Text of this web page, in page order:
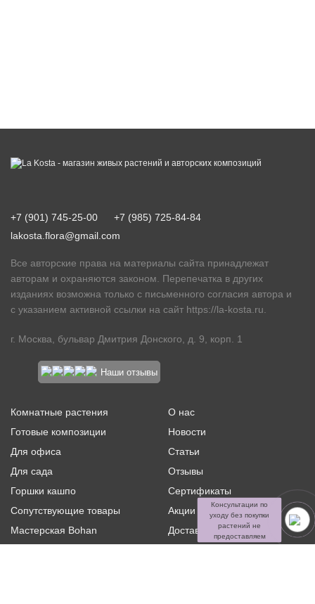
+7 (901) 745-25-00
+7 (985) 725-84-84
lakosta.flora@gmail.com
Все авторские права на материалы сайта принадлежат
авторам и охраняются законом. Перепечатка в других
изданиях возможна только с письменного согласия автора и
с указанием активной ссылки на сайт https://la-kosta.ru
г. Москва, бульвар Дмитрия Донского, д. 9, корп. 1
Наши отзывы
Комнатные растения
Готовые композиции
Для офиса
Для сада
Горшки кашпо
Сопутствующие товары
Мастерская Bohan
О нас
Новости
Статьи
Отзывы
Сертификаты
Акции и скидки
Доставка и оплата
Консультации по
уходу без покупки
растений не
предоставляем